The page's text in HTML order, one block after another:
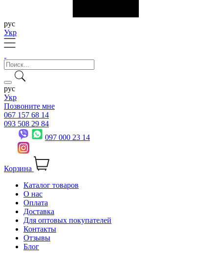
рус
Укр
рус
Укр
Позвоните мне
067 157 68 14
093 508 29 84
097 000 23 14
Корзина
Каталог товаров
О нас
Оплата
Доставка
Для оптовых покупателей
Контакты
Отзывы
Блог